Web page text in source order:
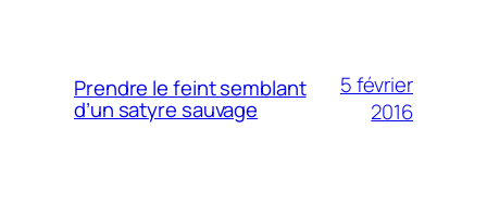
Prendre le feint semblant
d’un satyre sauvage
5 février
2016